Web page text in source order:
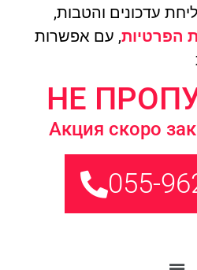
עדכונים והטבות,
הפרטיות, עם אפשרות
НЕ
Акция скоро
055-